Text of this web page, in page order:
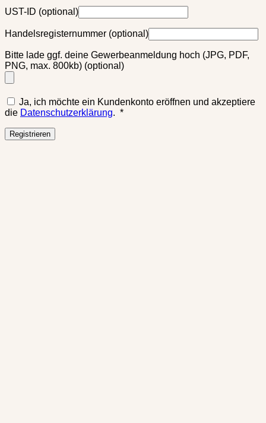
UST-ID (optional)
Handelsregisternummer (optional)
Bitte lade ggf. deine Gewerbeanmeldung hoch (JPG, PDF,
PNG, max. 800kb) (optional)
Ja, ich möchte ein Kundenkonto eröffnen und akzeptiere
die Datenschutzerklärung. *Erforderlich
Registrieren